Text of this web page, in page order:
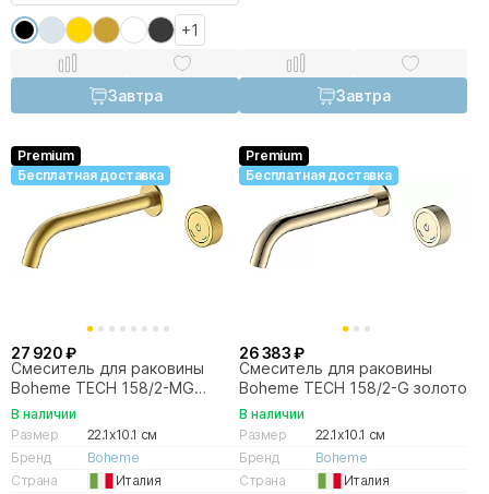
+1
Завтра Завтра
Premium
Бесплатная доставка
27 920 ₽
Смеситель для раковины
Boheme TECH 158/2-MG
матовое золото
В наличии
Размер
22.1x10.1 см
Бренд
Boheme
Страна
Италия
Premium
Бесплатная доставка
26 383 ₽
Смеситель для раковины
Boheme TECH 158/2-G золото
В наличии
Размер
22.1x10.1 см
Бренд
Boheme
Страна
Италия